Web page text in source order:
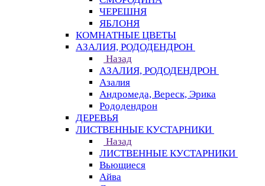
ЧЕРЕШНЯ
ЯБЛОНЯ
КОМНАТНЫЕ ЦВЕТЫ
АЗАЛИЯ, РОДОДЕНДРОН
Назад
АЗАЛИЯ, РОДОДЕНДРОН
Азалия
Андромеда, Вереск, Эрика
Рододендрон
ДЕРЕВЬЯ
ЛИСТВЕННЫЕ КУСТАРНИКИ
Назад
ЛИСТВЕННЫЕ КУСТАРНИКИ
Вьющиеся
Айва